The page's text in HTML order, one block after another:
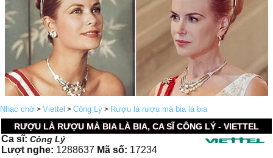
Nhạc chờ > Viettel > Công Lý > Rượu là rượu mà bia là bia
RƯỢU LÀ RƯỢU MÀ BIA LÀ BIA, CA SĨ CÔNG LÝ - VIETTEL
Ca sĩ:Công Lý
Lượt nghe: 1288637 Mã số: 17234